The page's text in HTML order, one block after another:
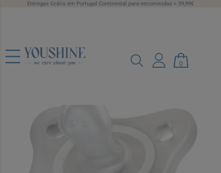
Entregas Grátis em Portugal Continental para encomendas > 39,99€
0
Chicco Chupeta Mini Soft Neutro 0-2